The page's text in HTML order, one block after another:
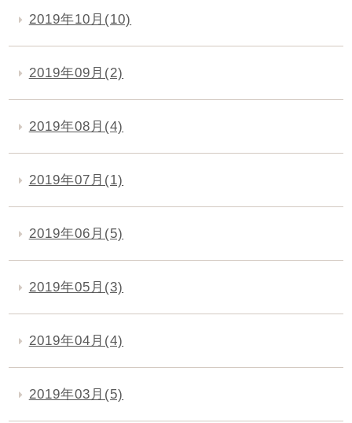
2019年10月(10)
2019年09月(2)
2019年08月(4)
2019年07月(1)
2019年06月(5)
2019年05月(3)
2019年04月(4)
2019年03月(5)